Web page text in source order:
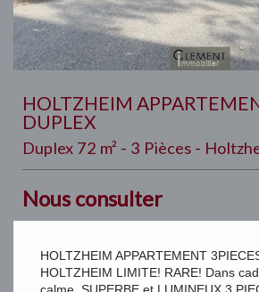
HOLTZHEIM
DUPLEX
Duplex 72 m² - 3 Pièces -
Nous consulter
HOLTZHEIM APPARTEMENT
HOLTZHEIM LIMITE! RARE! Dans